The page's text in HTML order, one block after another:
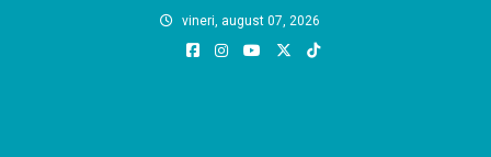
vineri, august 07, 2026